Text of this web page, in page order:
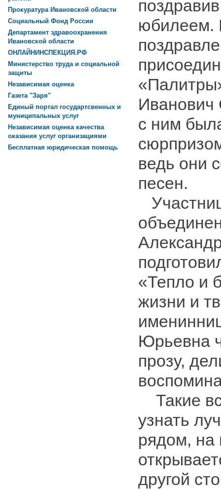
юбилеем.
Иванович
с ним
ведь они
песен.
«Тепло и
жизни и
Юрьевна
прозу,
Такие
узнать
рядом, на
другой
Прокуратура Ивановской области
Социальный Фонд России
Департамент здравоохранения
Ивановской области
ОНЛАЙНИНСПЕКЦИЯ.РФ
Министерство труда и социальной
защиты
Независимая оценка
Газета "Заря"
Единый портал государтсвенных и
муниципальных услуг
Независимая оценка качества
оказания услуг организациями
Бесплатная юридическая помощь